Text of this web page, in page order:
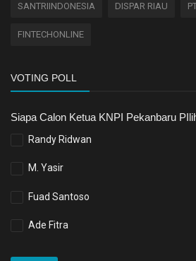
SANTRIINDONESIA DISPAR RIAU
FINTECHONLINE
VOTING POLL
Siapa Calon Ketua KNPI Pekanbaru
Randy Ridwan
M. Yasir
Fuad Santoso
Ade Fitra